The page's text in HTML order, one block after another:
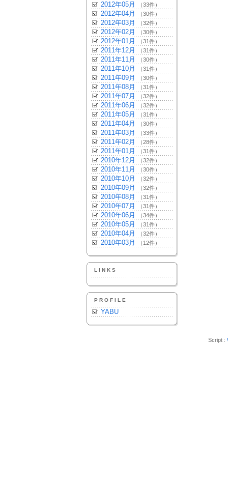
2012年05月 （33件）
2012年04月 （30件）
2012年03月 （32件）
2012年02月 （30件）
2012年01月 （31件）
2011年12月 （31件）
2011年11月 （30件）
2011年10月 （31件）
2011年09月 （30件）
2011年08月 （31件）
2011年07月 （32件）
2011年06月 （32件）
2011年05月 （31件）
2011年04月 （30件）
2011年03月 （33件）
2011年02月 （28件）
2011年01月 （31件）
2010年12月 （32件）
2010年11月 （30件）
2010年10月 （32件）
2010年09月 （32件）
2010年08月 （31件）
2010年07月 （31件）
2010年06月 （34件）
2010年05月 （31件）
2010年04月 （32件）
2010年03月 （12件）
LINKS
PROFILE
YABU
Script :